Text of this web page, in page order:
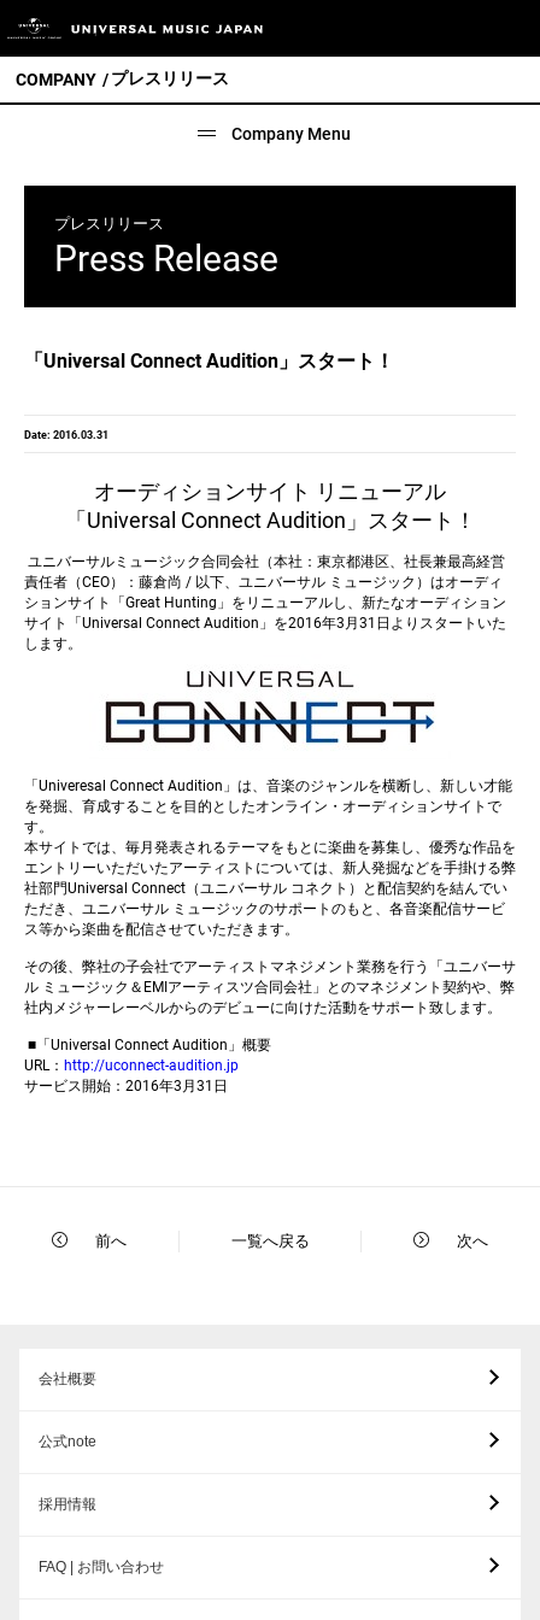
COMPANY プレスリリース
Company Menu
プレスリリース
Press Release
「Universal Connect Audition」スタート！
Date: 2016.03.31
オーディションサイト リニューアル
「Universal Connect Audition」スタート！
ユニバーサルミュージック合同会社（本社：東京都港区、社長兼最高経営
責任者（CEO）：藤倉尚 / 以下、ユニバーサル ミュージック）はオーディ
ションサイト「Great Hunting」をリニューアルし、新たなオーディション
サイト「Universal Connect Audition」を2016年3月31日よりスタートいた
します。
「Univeresal Connect Audition」は、音楽のジャンルを横断し、新しい才能
を発掘、育成することを目的としたオンライン・オーディションサイトで
す。
本サイトでは、毎月発表されるテーマをもとに楽曲を募集し、優秀な作品を
エントリーいただいたアーティストについては、新人発掘などを手掛ける弊
社部門Universal Connect（ユニバーサル コネクト）と配信契約を結んでい
ただき、ユニバーサル ミュージックのサポートのもと、各音楽配信サービ
ス等から楽曲を配信させていただきます。
その後、弊社の子会社でアーティストマネジメント業務を行う「ユニバーサ
ル ミュージック＆EMIアーティスツ合同会社」とのマネジメント契約や、弊
社内メジャーレーベルからのデビューに向けた活動をサポート致します。
■「Universal Connect Audition」概要
URL： http://uconnect-audition.jp
サービス開始：2016年3月31日
前へ 一覧へ戻る 次へ
会社概要
公式note
採用情報
FAQ | お問い合わせ